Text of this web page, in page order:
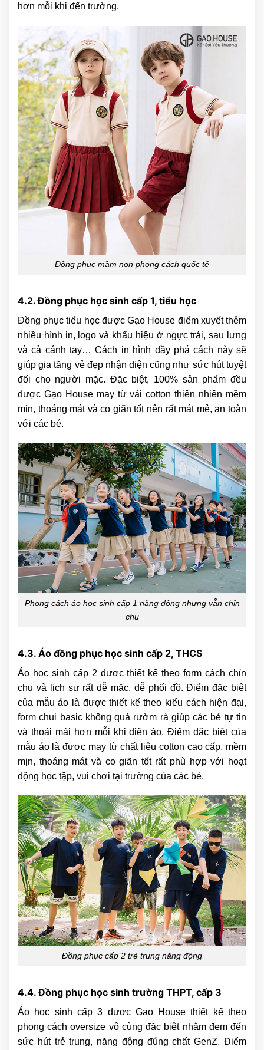
hơn mỗi khi đến trường.
Đồng phục mầm non phong cách quốc tế
4.2. Đồng phục học sinh cấp 1, tiểu học
Đồng phục tiểu học được Gạo House điểm xuyết thêm
nhiều hình in, logo và khẩu hiệu ở ngực trái, sau lưng
và cả cánh tay… Cách in hình đầy phá cách này sẽ
giúp gia tăng vẻ đẹp nhận diện cũng như sức hút tuyệt
đối cho người mặc. Đặc biệt, 100% sản phẩm đều
được Gạo House may từ vải cotton thiên nhiên mềm
mịn, thoáng mát và co giãn tốt nên rất mát mẻ, an toàn
với các bé.
Phong cách áo học sinh cấp 1 năng động nhưng vẫn chỉn
chu
4.3. Áo đồng phục học sinh cấp 2, THCS
Áo học sinh cấp 2 được thiết kế theo form cách chỉn
chu và lịch sự rất dễ mặc, dễ phối đồ. Điểm đặc biệt
của mẫu áo là được thiết kế theo kiểu cách hiện đại,
form chui basic không quá rườm rà giúp các bé tự tin
và thoải mái hơn mỗi khi diện áo. Điểm đặc biệt của
mẫu áo là được may từ chất liệu cotton cao cấp, mềm
mịn, thoáng mát và co giãn tốt rất phù hợp với hoạt
động học tập, vui chơi tại trường của các bé.
Đồng phục cấp 2 trẻ trung năng động
4.4. Đồng phục học sinh trường THPT, cấp 3
Áo học sinh cấp 3 được Gạo House thiết kế theo
phong cách oversize vô cùng đặc biệt nhằm đem đến
sức hút trẻ trung, năng động đúng chất GenZ. Điểm